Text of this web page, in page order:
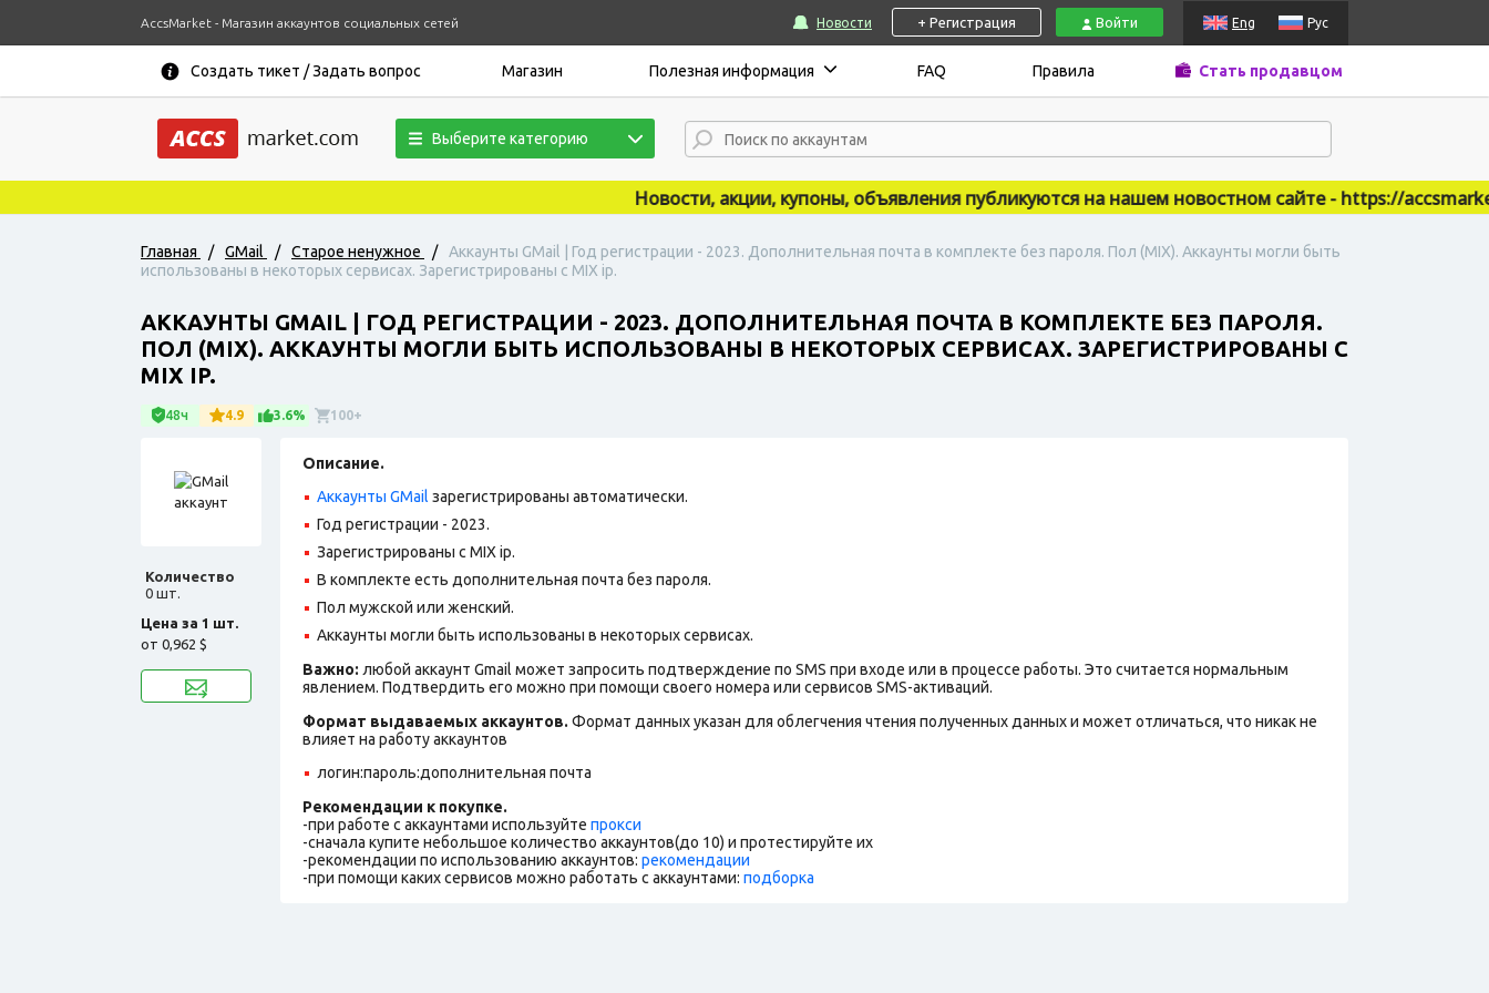
AccsMarket - Магазин аккаунтов социальных сетей Новости + Регистрация Войти Eng Рус
Создать тикет / Задать вопрос Магазин Полезная информация FAQ Правила Стать продавцом
Выберите категорию
Новости, акции, купоны, объявления публикуются на нашем новостном сайте - https://
Главная / GMail / Старое ненужное /
Аккаунты GMail | Год регистрации - 2023. Дополнительная почта в комплекте без пароля. Пол (MIX). Аккаунты могли быть
использованы в некоторых сервисах. Зарегистрированы с MIX ip.
АККАУНТЫ GMAIL | ГОД РЕГИСТРАЦИИ - 2023. ДОПОЛНИТЕЛЬНАЯ ПОЧТА В КОМПЛЕКТЕ БЕЗ ПАРОЛЯ.
ПОЛ (MIX). АККАУНТЫ МОГЛИ БЫТЬ ИСПОЛЬЗОВАНЫ В НЕКОТОРЫХ СЕРВИСАХ. ЗАРЕГИСТРИРОВАНЫ С
MIX IP.
48ч 4.9 3.6% 100+
Количество
0 шт.
Цена за 1 шт.
от 0,962 $
Описание.
Аккаунты GMail зарегистрированы автоматически.
Год регистрации - 2023.
Зарегистрированы с MIX ip.
В комплекте есть дополнительная почта без пароля.
Пол мужской или женский.
Аккаунты могли быть использованы в некоторых сервисах.
Важно: любой аккаунт Gmail может запросить подтверждение по SMS при входе или в процессе работы. Это считается нормальным
явлением. Подтвердить его можно при помощи своего номера или сервисов SMS-активаций.
Формат выдаваемых аккаунтов. Формат данных указан для облегчения чтения полученных данных и может отличаться, что никак не
влияет на работу аккаунтов
логин:пароль:дополнительная почта
Рекомендации к покупке.
-при работе с аккаунтами используйте прокси
-сначала купите небольшое количество аккаунтов(до 10) и протестируйте их
-рекомендации по использованию аккаунтов: рекомендации
-при помощи каких сервисов можно работать с аккаунтами: подборка